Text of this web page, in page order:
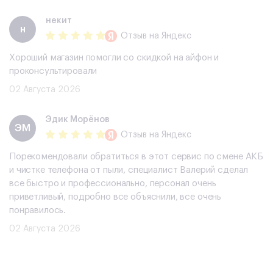
н
некит
Отзыв на Яндекс
Хороший магазин помогли со скидкой на айфон и
проконсультировали
02 Августа 2026
ЭМ
Эдик Морёнов
Отзыв на Яндекс
Порекомендовали обратиться в этот сервис по смене АКБ
и чистке телефона от пыли, специалист Валерий сделал
все быстро и профессионально, персонал очень
приветливый, подробно все объяснили, все очень
понравилось.
02 Августа 2026